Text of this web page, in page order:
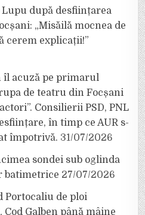
după desființarea
„Misăilă mocnea de
cerem explicații!”
îl acuză pe primarul
de teatru din Focșani
Consilierii PSD, PNL
în timp ce AUR s-
împotrivă. 31/07/2026
sondei sub oglinda
batimetrice 27/07/2026
Portocaliu de ploi
Galben până mâine